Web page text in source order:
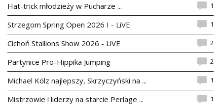
Hat-trick młodzieży w Pucharze ... 1
Strzegom Spring Open 2026 I - LiVE 1
Cichoń Stallions Show 2026 - LiVE 2
Partynice Pro-Hippika Jumping 2
Michael Kölz najlepszy, Skrzyczyński na ... 1
Mistrzowie i liderzy na starcie Perlage ... 1